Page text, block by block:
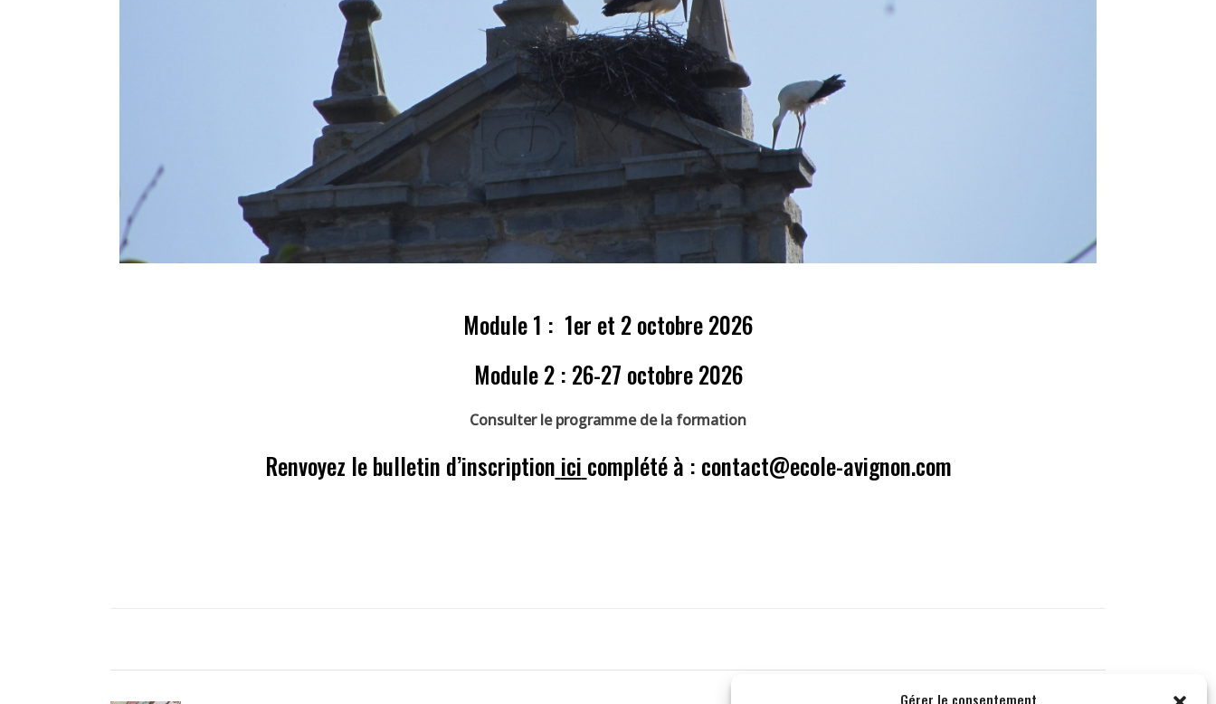
Gérer le consentement
Module 1 : 1er et 2 octobre 2026
Module 2 : 26-27 octobre 2026
Consulter le programme de la formation
Renvoyez le bulletin d’inscription ici complété à : contact@ecole-avignon.com